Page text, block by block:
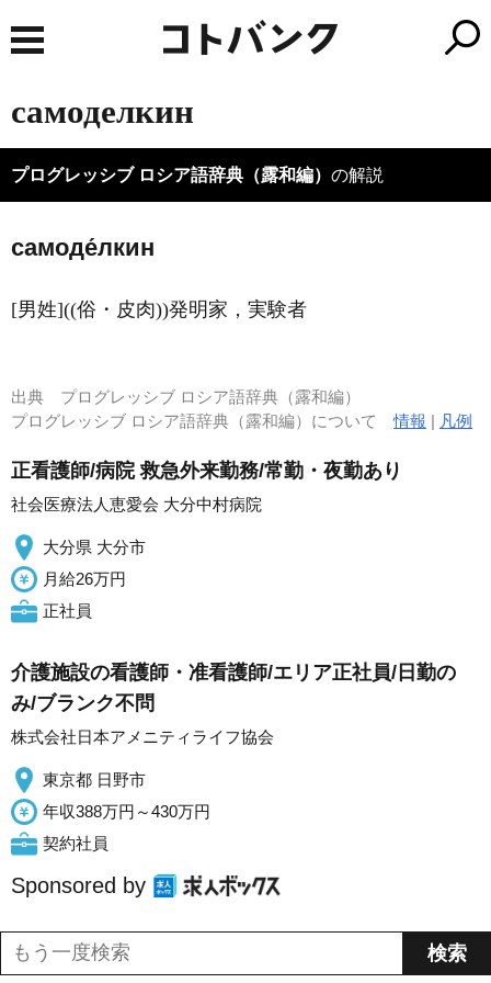
самоделкин
プログレッシブ ロシア語辞典（露和編） の解説
самоде́лкин
[男姓]((俗・皮肉))発明家，実験者
出典 プログレッシブ ロシア語辞典（露和編）
プログレッシブ ロシア語辞典（露和編）について情報 | 凡例
正看護師/病院 救急外来勤務/常勤・夜勤あり
社会医療法人恵愛会 大分中村病院
大分県 大分市
月給26万円
正社員
介護施設の看護師・准看護師/エリア正社員/日勤の
み/ブランク不問
株式会社日本アメニティライフ協会
東京都 日野市
年収388万円～430万円
契約社員
Sponsored by